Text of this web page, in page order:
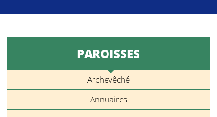
PAROISSES
Archevêché
Annuaires